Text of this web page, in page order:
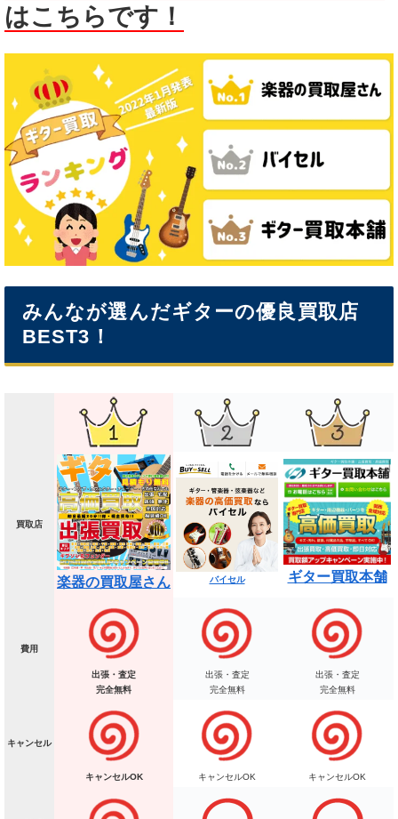
はこちらです！
みんなが選んだギターの優良買取店
BEST3！
買取店
楽器の買取屋さん バイセル ギター買取本舗
費用
出張・査定
完全無料
出張・査定
完全無料
出張・査定
完全無料
キャンセル
キャンセルOK キャンセルOK キャンセルOK